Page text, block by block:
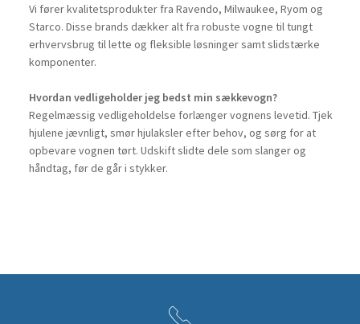
Vi fører kvalitetsprodukter fra Ravendo, Milwaukee, Ryom og
Starco. Disse brands dækker alt fra robuste vogne til tungt
erhvervsbrug til lette og fleksible løsninger samt slidstærke
komponenter.
Hvordan vedligeholder jeg bedst min sækkevogn?
Regelmæssig vedligeholdelse forlænger vognens levetid. Tjek
hjulene jævnligt, smør hjulaksler efter behov, og sørg for at
opbevare vognen tørt. Udskift slidte dele som slanger og
håndtag, før de går i stykker.